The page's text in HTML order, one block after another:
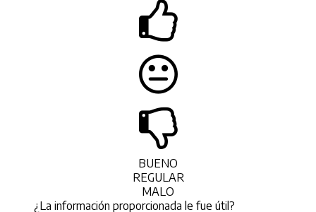
BUENO
REGULAR
MALO
¿La información proporcionada le fue útil?